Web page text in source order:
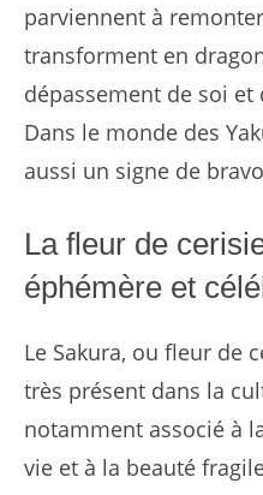
parviennent à
transforment en
dépassement de soi et
Dans le monde des
aussi un signe de
La fleur de
éphémère et
Le Sakura, ou fleur de
très présent dans la
notamment associé à
vie et à la beauté